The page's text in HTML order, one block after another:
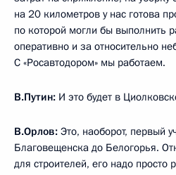
на 20 километров у нас готова
по которой могли бы выполнить
оперативно и за относительно
С «Росавтодором» мы работаем.
В.Путин: И это будет в
В.Орлов: Это, наоборот, первый
Благовещенска до Белогорья.
для строителей, его надо просто